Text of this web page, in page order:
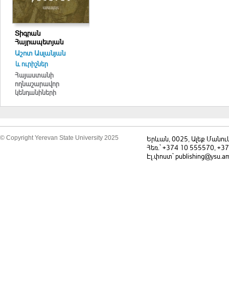
Տիգրան
Հայրապետյան
Աշոտ Ասլանյան
և ուրիշներ
Հայաստանի
ողնաշարավոր
կենդանիների
լատիներեն – հայերեն –
բառարան
© Copyright Yerevan State University 2025
Երևան, 0025, Ալեք
Հեռ.` +374 10 555570,
Էլ.փոստ`